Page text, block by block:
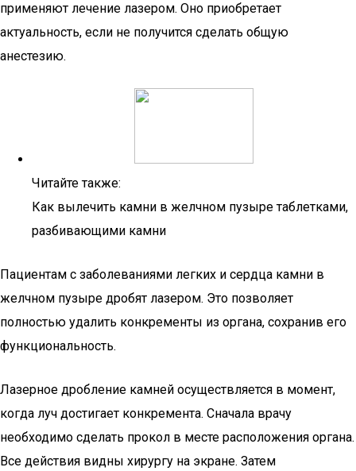
применяют лечение лазером. Оно приобретает
актуальность, если не получится сделать общую
анестезию.
Читайте также:
Как вылечить камни в желчном пузыре таблетками,
разбивающими камни
Пациентам с заболеваниями легких и сердца камни в
желчном пузыре дробят лазером. Это позволяет
полностью удалить конкременты из органа, сохранив его
функциональность.
Лазерное дробление камней осуществляется в момент,
когда луч достигает конкремента. Сначала врачу
необходимо сделать прокол в месте расположения органа.
Все действия видны хирургу на экране. Затем